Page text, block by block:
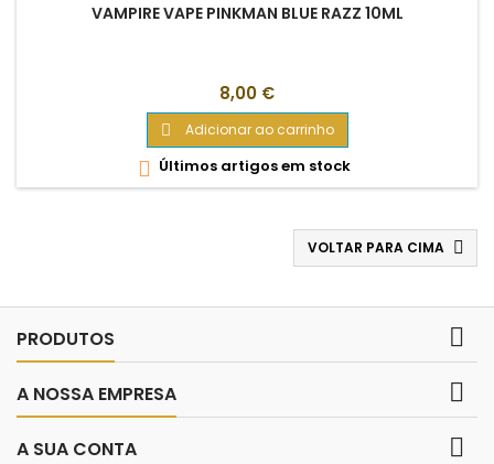
VAMPIRE VAPE PINKMAN BLUE RAZZ 10ML
Preço
8,00 €
 Adicionar ao carrinho
 Últimos artigos em stock
VOLTAR PARA CIMA 
PRODUTOS 
A NOSSA EMPRESA 
A SUA CONTA 